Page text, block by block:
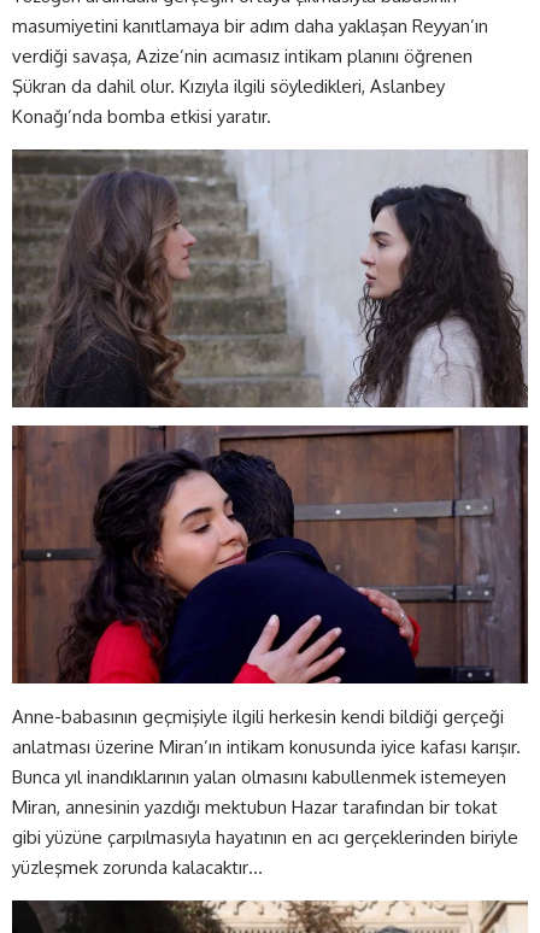
masumiyetini kanıtlamaya bir adım daha yaklaşan Reyyan’ın
verdiği savaşa, Azize’nin acımasız intikam planını öğrenen
Şükran da dahil olur. Kızıyla ilgili söyledikleri, Aslanbey
Konağı’nda bomba etkisi yaratır.
Anne-babasının geçmişiyle ilgili herkesin kendi bildiği gerçeği
anlatması üzerine Miran’ın intikam konusunda iyice kafası karışır.
Bunca yıl inandıklarının yalan olmasını kabullenmek istemeyen
Miran, annesinin yazdığı mektubun Hazar tarafından bir tokat
gibi yüzüne çarpılmasıyla hayatının en acı gerçeklerinden biriyle
yüzleşmek zorunda kalacaktır…